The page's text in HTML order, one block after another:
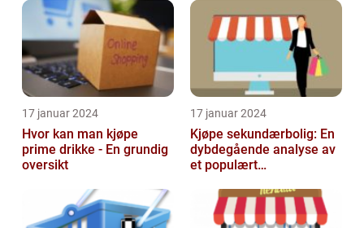
17 januar 2024
Hvor kan man kjøpe
prime drikke - En grundig
oversikt
17 januar 2024
Kjøpe sekundærbolig: En
dybdegående analyse av
et populært